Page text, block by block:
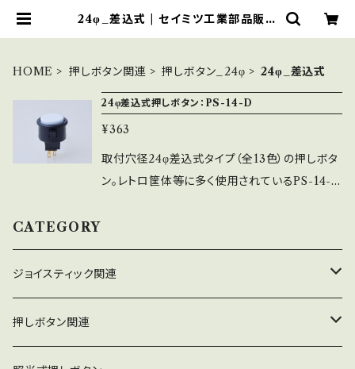
24φ_差込式 | セイミツ工業部品販売
HOME 押しボタン関連 押しボタン_24φ 24φ_差込式
24φ差込式押しボタン：PS-14-D
¥363
取付穴径24φ差込式タイプ（全13色）の押しボタ
ン。レトロ筐体等に多く使用されているPS-14-G
しボタンです。 ※使用スイッチ：MM9-3-AU ※
差込式ですので簡単に取付ができますが、ネジ
CATEGORY
ジョイスティック関連
ジョイスティック本体
押しボタン関連